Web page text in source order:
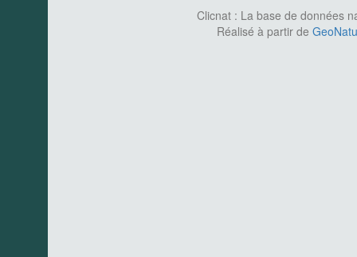
Clicnat : La base de données
Réalisé à partir de